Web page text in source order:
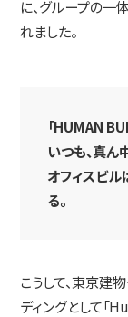
に、グループの
れました。
「HUMAN
いつも、真ん
オフィスビル
る。
こうして、東京建
ディングとして「